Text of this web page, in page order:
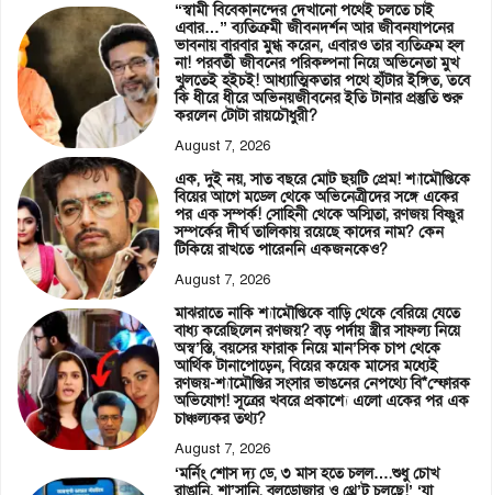
“স্বামী বিবেকানন্দের দেখানো পথেই চলতে চাই
এবার…” ব্যতিক্রমী জীবনদর্শন আর জীবনযাপনের
ভাবনায় বারবার মুগ্ধ করেন, এবারও তার ব্যতিক্রম হল
না! পরবর্তী জীবনের পরিকল্পনা নিয়ে অভিনেতা মুখ
খুলতেই হইচই! আধ্যাত্মিকতার পথে হাঁটার ইঙ্গিত, তবে
কি ধীরে ধীরে অভিনয়জীবনের ইতি টানার প্রস্তুতি শুরু
করলেন টোটা রায়চৌধুরী?
August 7, 2026
এক, দুই নয়, সাত বছরে মোট ছয়টি প্রেম! শ্যামৌপ্তিকে
বিয়ের আগে মডেল থেকে অভিনেত্রীদের সঙ্গে একের
পর এক সম্পর্ক! সোহিনী থেকে অস্মিতা, রণজয় বিষ্ণুর
সম্পর্কের দীর্ঘ তালিকায় রয়েছে কাদের নাম? কেন
টিকিয়ে রাখতে পারেননি একজনকেও?
August 7, 2026
মাঝরাতে নাকি শ্যামৌপ্তিকে বাড়ি থেকে বেরিয়ে যেতে
বাধ্য করেছিলেন রণজয়? বড় পর্দায় স্ত্রীর সাফল্য নিয়ে
অস্ব’স্তি, বয়সের ফারাক নিয়ে মান’সিক চাপ থেকে
আর্থিক টানাপোড়েন, বিয়ের কয়েক মাসের মধ্যেই
রণজয়-শ্যামৌপ্তির সংসার ভাঙনের নেপথ্যে বি*স্ফোরক
অভিযোগ! সূত্রের খবরে প্রকাশ্যে এলো একের পর এক
চাঞ্চল্যকর তথ্য?
August 7, 2026
‘মর্নিং শোস দ্য ডে, ৩ মাস হতে চলল….শুধু চোখ
রাঙানি, শা’সানি, বুলডোজার ও থ্রে’ট চলছে!’ ‘যা